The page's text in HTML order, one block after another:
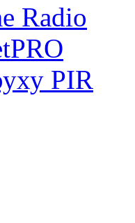
Radio
PIR